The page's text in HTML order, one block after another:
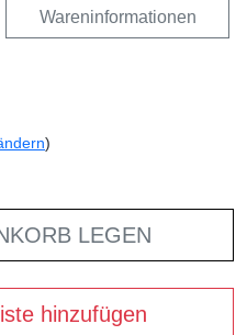
Wareninformationen
)
LEGEN
hinzufügen